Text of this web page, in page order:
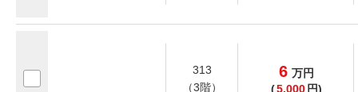
313
（3階）
6 万円
(5,000 円)